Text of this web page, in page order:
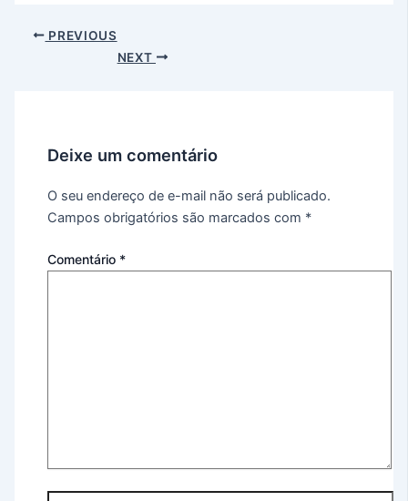
PREVIOUS
NEXT
Deixe um comentário
O seu endereço de e-mail não será publicado.
Campos obrigatórios são marcados com *
Comentário *